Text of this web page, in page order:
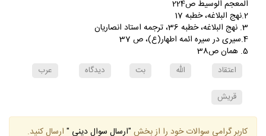
المعجم الوسيط ص224
2.نهج البلاغه، خطبه 17
3. نهج البلاغه، خطبه 36، ترجمه استاد انصاريان
4.سيرى در سيره ائمه اطهار(ع)، ص 37